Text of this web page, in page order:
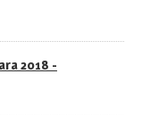
2018 -